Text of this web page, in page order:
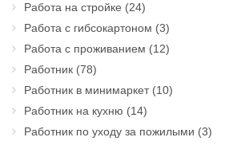
Работа на стройке (24)
Работа с гибсокартоном (3)
Работа с проживанием (12)
Работник (78)
Работник в минимаркет(10)
Работник на кухню (14)
Работник по уходу за пожилыми (3)